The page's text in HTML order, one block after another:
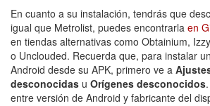
En cuanto a su instalación, tendrás que
igual que Metrolist, puedes encontrarla en
en tiendas alternativas como Obtainium,
o Unclouded. Recuerda que, para instalar
Android desde su APK, primero ve a
desconocidas u Orígenes desconocidos
entre versión de Android y fabricante del